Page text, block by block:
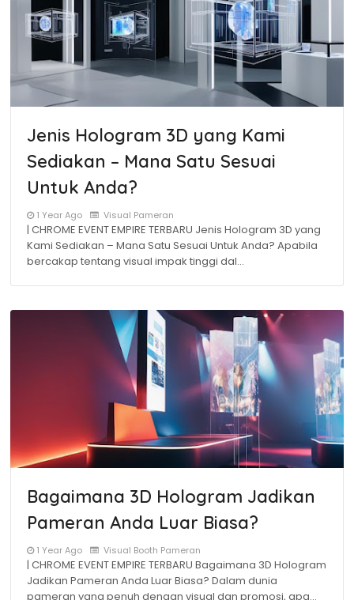
Jenis Hologram 3D yang Kami
Sediakan – Mana Satu Sesuai
Untuk Anda?
1 Year Ago Visual Pameran
| CHROME EVENT EMPIRE TERBARU Jenis Hologram 3D yang
Kami Sediakan – Mana Satu Sesuai Untuk Anda? Apabila
bercakap tentang visual impak tinggi dal…
Bagaimana 3D Hologram Jadikan
Pameran Anda Luar Biasa?
1 Year Ago Visual Booth Pameran
| CHROME EVENT EMPIRE TERBARU Bagaimana 3D Hologram
Jadikan Pameran Anda Luar Biasa? Dalam dunia
pameran yang penuh dengan visual dan promosi, apa…